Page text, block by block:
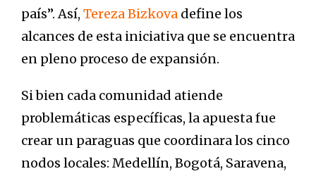
país”. Así, Tereza Bizkova define los
alcances de esta iniciativa que se encuentra
en pleno proceso de expansión.
Si bien cada comunidad atiende
problemáticas específicas, la apuesta fue
crear un paraguas que coordinara los cinco
nodos locales: Medellín, Bogotá, Saravena,